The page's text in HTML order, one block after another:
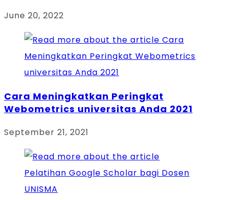
June 20, 2022
Cara Meningkatkan Peringkat
Webometrics universitas Anda 2021
September 21, 2021